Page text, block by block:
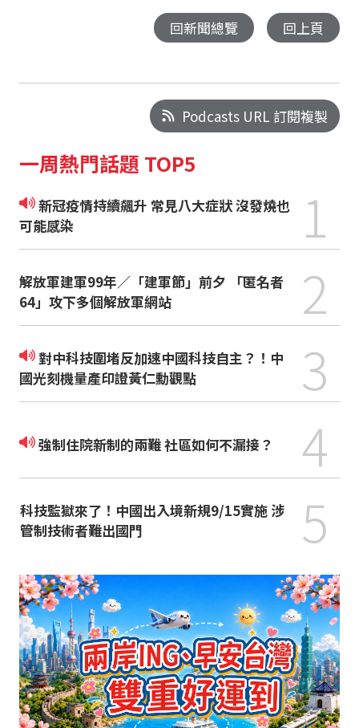
回新聞總覽 回上頁
Podcasts URL 訂閱複製
一周熱門話題 TOP5
新冠疫情持續飆升 常見八大症狀 沒發燒也
可能感染
1
解放軍建軍99年／「建軍節」前夕 「匿名者
64」攻下多個解放軍網站
2
對中科技圍堵反加速中國科技自主？！中
國光刻機量產印證黃仁勳觀點
3
強制住院新制的兩難 社區如何不漏接？ 4
科技監獄來了！中國出入境新規9/15實施 涉
管制技術者難出國門
5